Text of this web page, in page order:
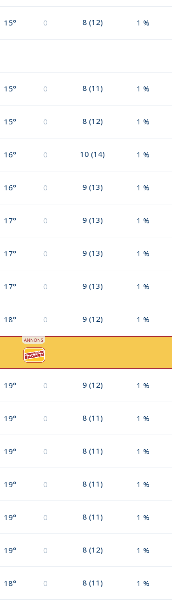
15° 0 8 (12) 1 %
15° 0 8 (11) 1 %
15° 0 8 (12) 1 %
16° 0 10 (14) 1 %
16° 0 9 (13) 1 %
17° 0 9 (13) 1 %
17° 0 9 (13) 1 %
17° 0 9 (13) 1 %
18° 0 9 (12) 1 %
19° 0 9 (12) 1 %
19° 0 8 (11) 1 %
19° 0 8 (11) 1 %
19° 0 8 (11) 1 %
19° 0 8 (11) 1 %
19° 0 8 (12) 1 %
18° 0 8 (11) 1 %